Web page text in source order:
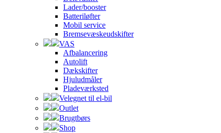
Lader/booster
Batteriløfter
Mobil service
Bremsevæskeudskifter
VAS
Afbalancering
Autolift
Dækskifter
Hjuludmåler
Pladeværksted
Velegnet til el-bil
Outlet
Brugtbørs
Shop